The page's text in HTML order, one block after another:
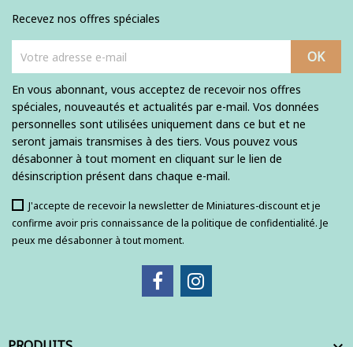
Recevez nos offres spéciales
En vous abonnant, vous acceptez de recevoir nos offres
spéciales, nouveautés et actualités par e-mail. Vos données
personnelles sont utilisées uniquement dans ce but et ne
seront jamais transmises à des tiers. Vous pouvez vous
désabonner à tout moment en cliquant sur le lien de
désinscription présent dans chaque e-mail.
J'accepte de recevoir la newsletter de Miniatures-discount et je
confirme avoir pris connaissance de la politique de confidentialité. Je
peux me désabonner à tout moment.